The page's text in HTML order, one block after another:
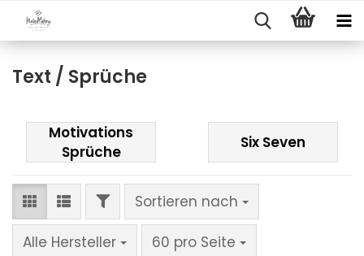
Text / Sprüche
Motivations
Sprüche
Six Seven
FILTERSortieren nach
Sortieren nach
Alle Hersteller 60 pro Seite
pro Seite